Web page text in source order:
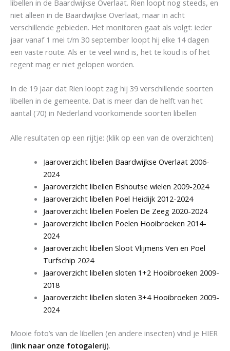
libellen in de Baardwijkse Overlaat. Rien loopt nog steeds, en
niet alleen in de Baardwijkse Overlaat, maar in acht
verschillende gebieden. Het monitoren gaat als volgt: ieder
jaar vanaf 1 mei t/m 30 september loopt hij elke 14 dagen
een vaste route. Als er te veel wind is, het te koud is of het
regent mag er niet gelopen worden.
In de 19 jaar dat Rien loopt zag hij 39 verschillende soorten
libellen in de gemeente. Dat is meer dan de helft van het
aantal (70) in Nederland voorkomende soorten libellen
Alle resultaten op een rijtje: (klik op een van de overzichten)
Jaaroverzicht libellen Baardwijkse Overlaat 2006-
2024
Jaaroverzicht libellen Elshoutse wielen 2009-2024
Jaaroverzicht libellen Poel Heidijk 2012-2024
Jaaroverzicht libellen Poelen De Zeeg 2020-2024
Jaaroverzicht libellen Poelen Hooibroeken 2014-
2024
Jaaroverzicht libellen Sloot Vlijmens Ven en Poel
Turfschip 2024
Jaaroverzicht libellen sloten 1+2 Hooibroeken 2009-
2018
Jaaroverzicht libellen sloten 3+4 Hooibroeken 2009-
2024
Mooie foto’s van de libellen (en andere insecten) vind je HIER
(link naar onze fotogalerij).